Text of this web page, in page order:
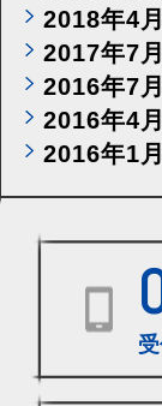
2018年4月
2017年7月
2016年7月
2016年4月
2016年1月